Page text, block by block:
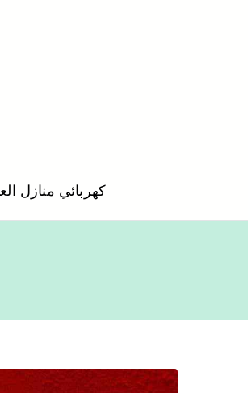
كهربائي منازل